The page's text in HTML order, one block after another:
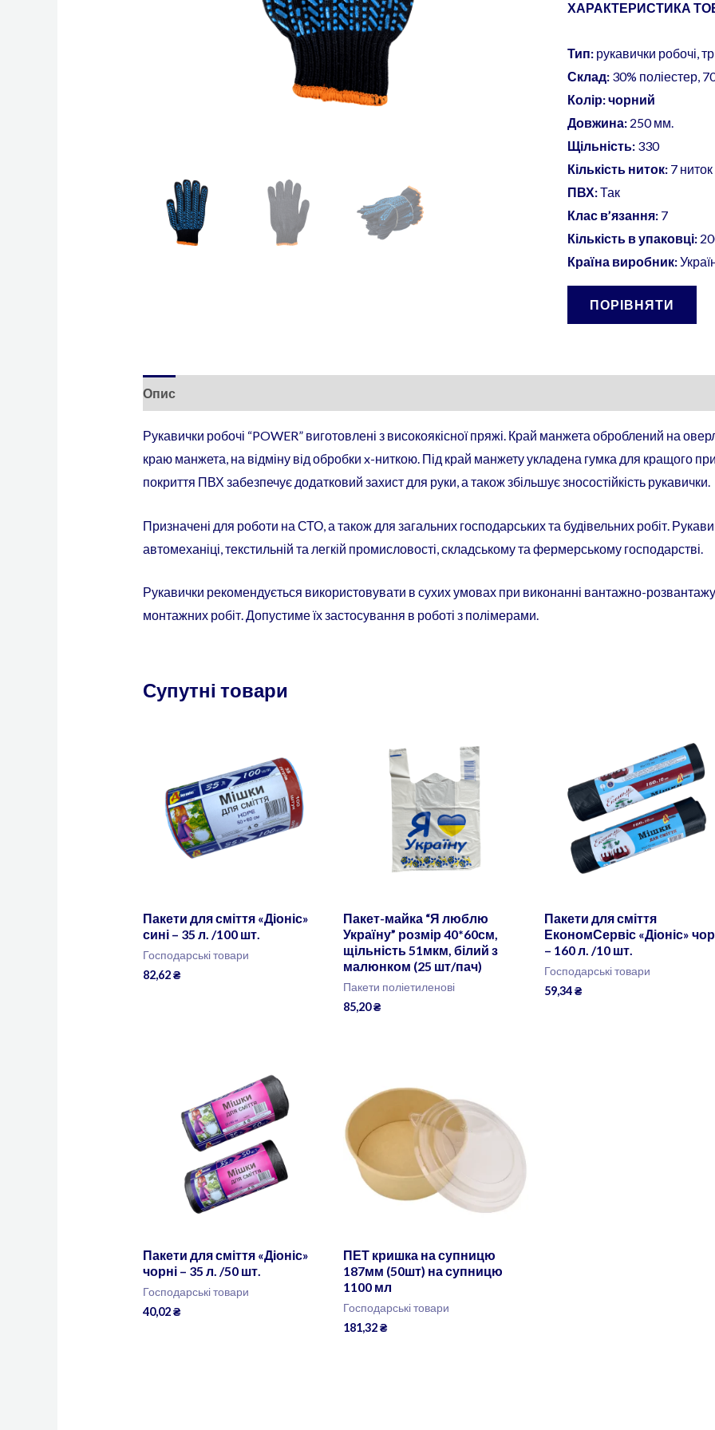
ХАРАКТЕРИСТИКА
Тип: рукавички робочі,
Склад: 30% поліестер,
Колір:чорний
Довжина: 250 мм.
Щільність: 330
Кількість ниток: 7 ниток
ПВХ:Так
Клас в’язання: 7
Кількість в упаковці:
Країна виробник:
ПОРІВНЯТИ
Опис
Рукавички робочі “POWER” виготовлені з високоякісної пряжі. Край манжета оброблений на
краю манжета, на відміну від обробки x-ниткою. Під край манжету укладена гумка для кращого
покриття ПВХ забезпечує додатковий захист для руки, а також збільшує зносостійкість рукавички.
Призначені для роботи на СТО, а також для загальних господарських та будівельних робіт.
автомеханіці, текстильній та легкій промисловості, складському та фермерському господарстві.
Рукавички рекомендується використовувати в сухих умовах при виконанні вантажно-
монтажних робіт. Допустиме їх застосування в роботі з полімерами.
Супутні товари
Пакети для сміття «Діоніс»
сині – 35 л. /100 шт.
Господарські товари
82,62₴
Пакет-майка “Я люблю
Україну” розмір 40*60см,
щільність 51мкм, білий з
малюнком (25 шт/пач)
Пакети поліетиленові
85,20₴
Пакети для сміття
ЕкономСервіс «Діоніс»
– 160 л. /10 шт.
Господарські товари
59,34₴
Пакети для сміття «Діоніс»
чорні – 35 л. /50 шт.
Господарські товари
40,02₴
ПЕТ кришка на супницю
187мм (50шт) на супницю
1100 мл
Господарські товари
181,32₴